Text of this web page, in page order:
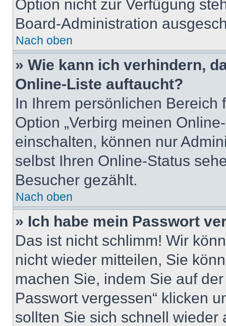
Option nicht zur Verfügung
Board-Administration
Nach oben
» Wie kann ich verhindern,
Online-Liste auftaucht?
In Ihrem persönlichen
Option „Verbirg meinen
einschalten, können nur
selbst Ihren Online-Status
Besucher gezählt.
Nach oben
» Ich habe mein Passwort
Das ist nicht schlimm! Wir
nicht wieder mitteilen, Sie
machen Sie, indem Sie auf
Passwort vergessen“ klicken
sollten Sie sich schnell wieder